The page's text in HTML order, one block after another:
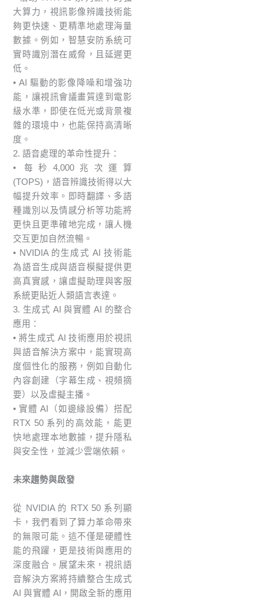
大算力，視訊影像辨識技術能
夠更快速、更精準地處理海量
數據。例如，智慧安防系統可
實時識別潛在威脅，且延遲更
低。
• AI 驅動的影像降噪和增強功
能，讓視訊會議畫質達到電影
級水準，即使在低光或背景複
雜的環境中，也能保持高清晰
度。
2. 語音處理的革命性提升：
• 每秒4,000兆次運算
(TOPS)，語音辨識技術得以大
幅提升效率。即時翻譯、多語
種識別以及情感分析等功能將
更快且更準確地完成，讓人機
交互更加自然流暢。
• NVIDIA 的生成式 AI 技術能
為語音生成與語音模擬提供更
高真實感，讓虛擬助理與客服
系統更貼近人類語言表達。
3. 生成式 AI 與實體 AI 的整合
應用：
• 將生成式 AI 技術應用於視訊
與語音解決方案中，能實現高
度個性化的服務，例如自動化
內容創建（字幕生成、視頻摘
要）以及虛擬主播。
• 實體 AI（如邊緣設備）搭配
RTX 50 系列的高效能，能更
快地處理本地數據，提升隱私
與安全性，並減少雲端依賴。
未來趨勢與啟發
從 NVIDIA 的 RTX 50 系列顯
卡，我們看到了算力革命帶來
的無限可能。這不僅是硬體性
能的飛躍，更是技術與應用的
深度融合。展望未來，視訊語
音解決方案將持續整合生成式
AI 與實體 AI，開啟全新的應用